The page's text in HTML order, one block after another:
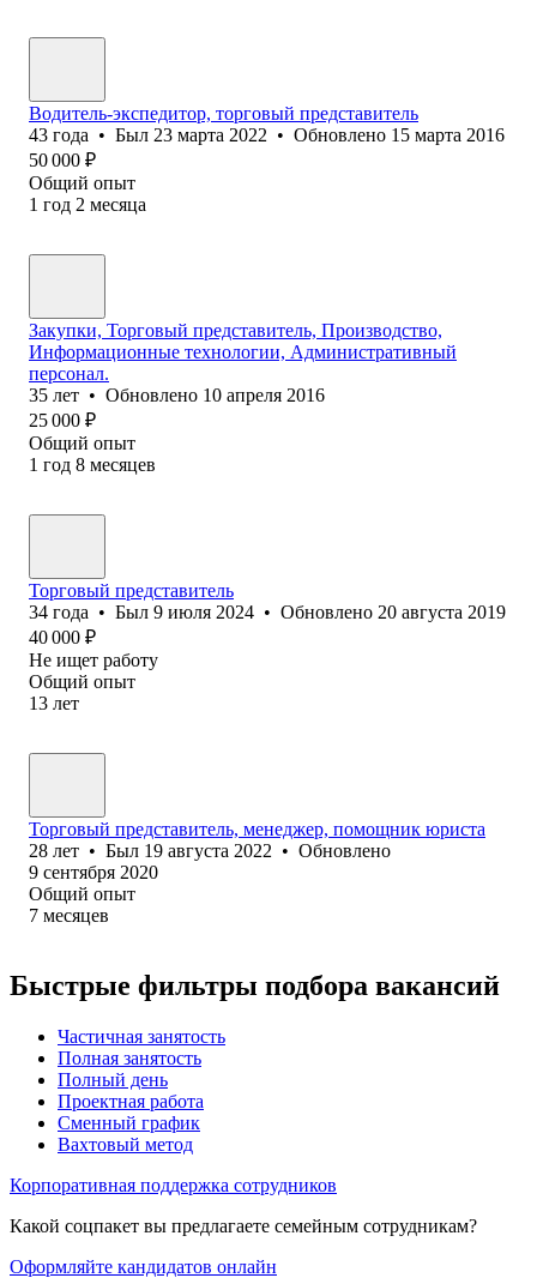
Водитель-экспедитор, торговый представитель
43 года • Был 23 марта 2022 • Обновлено 15 марта 2016
50 000 ₽
Общий опыт
1 год 2 месяца
Закупки, Торговый представитель, Производство,
Информационные технологии, Административный
персонал.
35 лет • Обновлено 10 апреля 2016
25 000 ₽
Общий опыт
1 год 8 месяцев
Торговый представитель
34 года • Был 9 июля 2024 • Обновлено 20 августа 2019
40 000 ₽
Не ищет работу
Общий опыт
13 лет
Торговый представитель, менеджер, помощник юриста
28 лет • Был 19 августа 2022 • Обновлено
9 сентября 2020
Общий опыт
7 месяцев
Быстрые фильтры подбора вакансий
Частичная занятость
Полная занятость
Полный день
Проектная работа
Сменный график
Вахтовый метод
Корпоративная поддержка сотрудников
Какой соцпакет вы предлагаете семейным сотрудникам?
Оформляйте кандидатов онлайн